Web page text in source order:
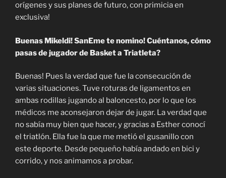
e
b
t
t
t
p
e
orígenes y sus planes de futuro, con primicia en
exclusiva!
Buenas Mikeldi! SanEme te nomino! Cuéntanos, cómo
pasas de jugador de Basket a Triatleta?
Buenas! Pues la verdad que fue la consecución de
varias situaciones. Tuve roturas de ligamentos en
ambas rodillas jugando al baloncesto, por lo que los
médicos me aconsejaron dejar de jugar. La verdad que
no sabía muy bien que hacer, y gracias a Esther conocí
el triatlón. Ella fue la que me metió el gusanillo con
este deporte. Desde pequeño había andado en bici y
corrido, y nos animamos a probar.